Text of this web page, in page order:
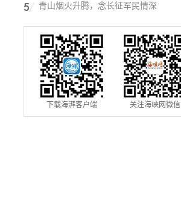
青山烟火升腾，念长征军民情深
下载海湃客户端 关注海峡网微信